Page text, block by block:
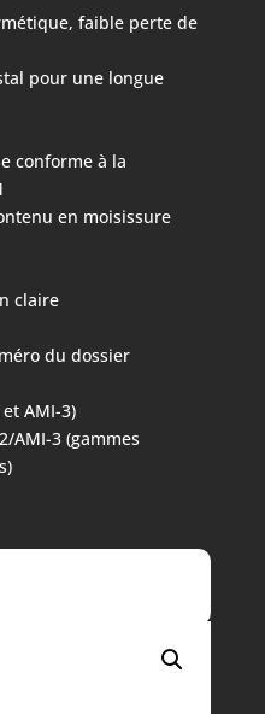
faible perte de
pour une longue
conforme à la
en moisissure
claire
du dossier
AMI-3)
AMI-3 (gammes